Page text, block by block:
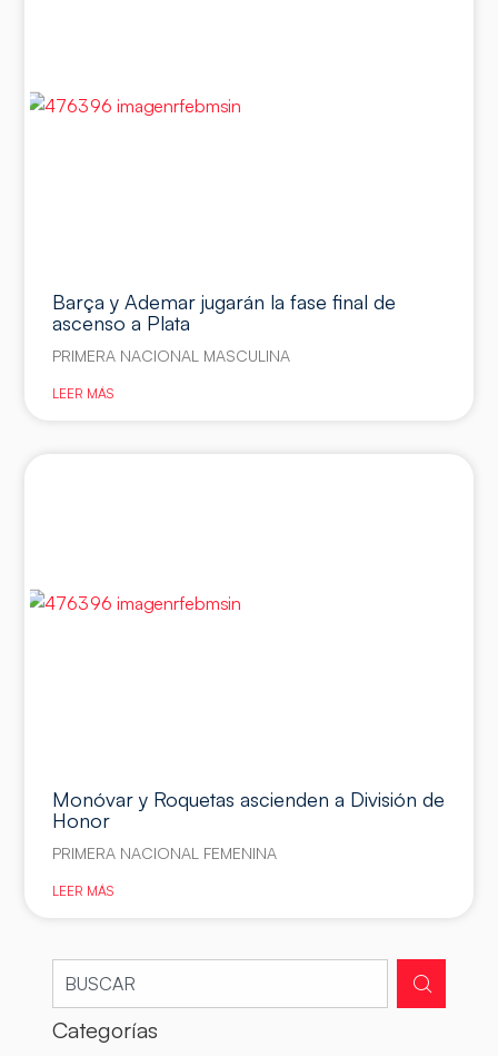
Barça y Ademar jugarán la fase final de
ascenso a Plata
PRIMERA NACIONAL MASCULINA
LEER MÁS
Monóvar y Roquetas ascienden a División de
Honor
PRIMERA NACIONAL FEMENINA
LEER MÁS
Categorías